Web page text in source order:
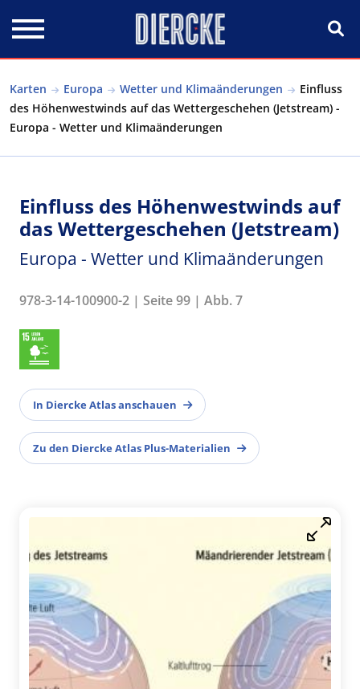
Karten Europa Wetter und Klimaänderungen
Einfluss
des Höhenwestwinds auf das Wettergeschehen (Jetstream) -
Europa - Wetter und Klimaänderungen
Einfluss des Höhenwestwinds auf
das Wettergeschehen (Jetstream)
Europa - Wetter und Klimaänderungen
978-3-14-100900-2 | Seite 99 | Abb. 7
In Diercke Atlas anschauen
Zu den Diercke Atlas Plus-Materialien